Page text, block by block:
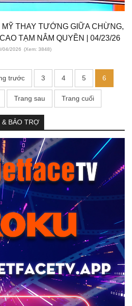
MỸ THAY TƯỚNG GIỮA CHỪNG,
TẠM NẮM QUYỀN | 04/23/26
04/2026 (Xem: 3848)
trước 3 4 5 6
Trang sau Trang cuối
& BẢO TRỢ